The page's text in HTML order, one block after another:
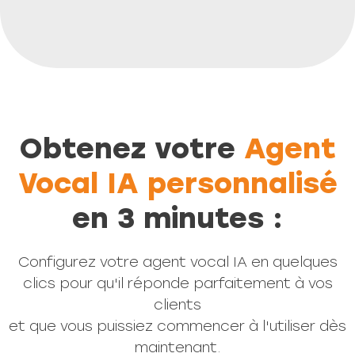
Obtenez votre Agent
Vocal IA personnalisé
en 3 minutes :
Configurez votre agent vocal IA en quelques
clics pour qu'il réponde parfaitement à vos
clients
et que vous puissiez commencer à l'utiliser dès
maintenant.